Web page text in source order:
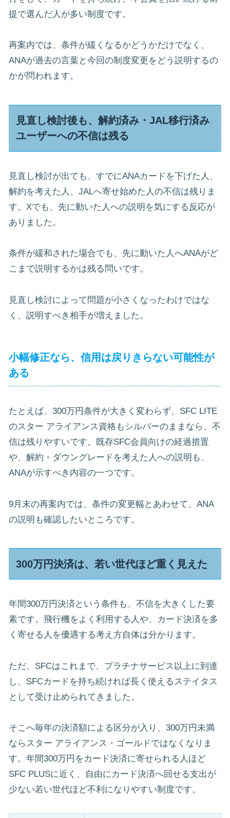
提で選んだ人が多い制度です。
再案内では、条件が緩くなるかどうかだけでなく、
ANAが過去の言葉と今回の制度変更をどう説明するの
かが問われます。
見直し検討後も、解約済み・JAL移行済み
ユーザーへの不信は残る
見直し検討が出ても、すでにANAカードを下げた人、
解約を考えた人、JALへ寄せ始めた人の不信は残りま
す。Xでも、先に動いた人への説明を気にする反応が
ありました。
条件が緩和された場合でも、先に動いた人へANAがど
こまで説明するかは残る問いです。
見直し検討によって問題が小さくなったわけではな
く、説明すべき相手が増えました。
小幅修正なら、信用は戻りきらない可能性が
ある
たとえば、300万円条件が大きく変わらず、SFC LITE
のスター アライアンス資格もシルバーのままなら、不
信は残りやすいです。既存SFC会員向けの経過措置
や、解約・ダウングレードを考えた人への説明も、
ANAが示すべき内容の一つです。
9月末の再案内では、条件の変更幅とあわせて、ANA
の説明も確認したいところです。
300万円決済は、若い世代ほど重く見えた
年間300万円決済という条件も、不信を大きくした要
素です。飛行機をよく利用する人や、カード決済を多
く寄せる人を優遇する考え方自体は分かります。
ただ、SFCはこれまで、プラチナサービス以上に到達
し、SFCカードを持ち続ければ長く使えるステイタス
として受け止められてきました。
そこへ毎年の決済額による区分が入り、300万円未満
ならスター アライアンス・ゴールドではなくなりま
す。年間300万円をカード決済に寄せられる人ほど
SFC PLUSに近く、自由にカード決済へ回せる支出が
少ない若い世代ほど不利になりやすい制度です。